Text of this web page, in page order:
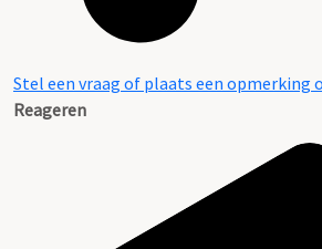
Stel een vraag of plaats een opmerking
Reageren